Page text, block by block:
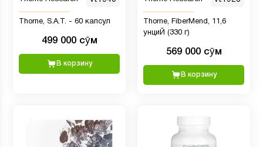
Thorne, S.A.T. - 60 капсул
499 000 сӯм
В корзину
Thorne, FiberMend, 11,6
унциЙ (330 г)
569 000 сӯм
В корзину